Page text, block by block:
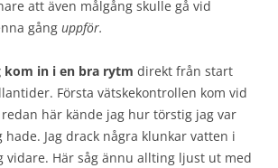
att även målgång skulle gå vid
gång uppför.
kom in i en bra rytm direkt från start
Första vätskekontrollen kom vid
här kände jag hur törstig jag var
Jag drack några klunkar vatten i
vidare. Här såg ännu allting ljust ut med